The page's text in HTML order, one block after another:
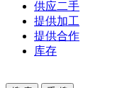
供应二手
提供加工
提供合作
库存